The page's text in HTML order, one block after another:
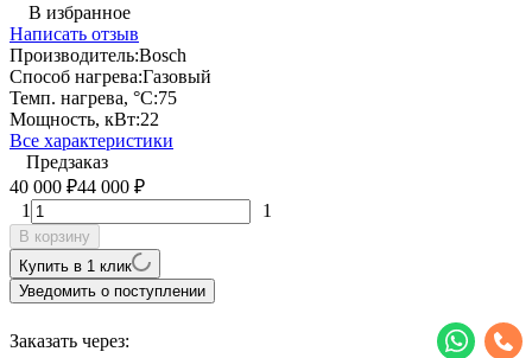
В избранное
Написать отзыв
Производитель:Bosch
Способ нагрева:Газовый
Темп. нагрева, °С:75
Мощность, кВт:22
Все характеристики
Предзаказ
40 000 ₽44 000 ₽
1 1
В корзину
Купить в 1 клик
Уведомить о поступлении
Заказать через: